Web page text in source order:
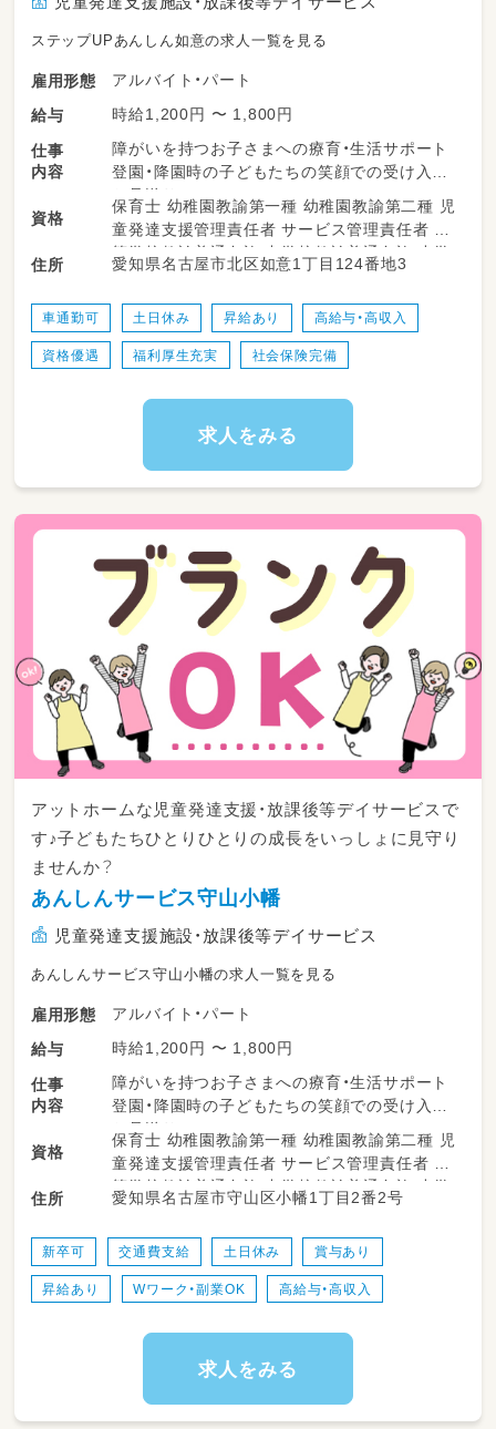
ステップUPあんしん如意の求人一覧を見る
雇用形態
アルバイト・パート
給与
時給1,200円 〜 1,800円
仕事
内容
障がいを持つお子さまへの療育・生活サポート
登園・降園時の子どもたちの笑顔での受け入れ、
お見送り
・一人ひとりの個性に合わせた個別指導や、お友
達との集団遊びの見守り
企画・運営
・トイレや着替え、おやつタイムのサポート
・お部屋の掃除やおもちゃの消毒など、安心・安
・保護者さまとのコミュニケーションや、日々の
・行事前の準備や、他のスタッフとのミーティン
資格
保育士 幼稚園教諭第一種 幼稚園教諭第二種 児
童発達支援管理責任者 サービス管理責任者 高
等学校教諭普通免許 中学校教諭普通免許 小学
校教諭普通免許 社会福祉士
住所 愛知県名古屋市北区如意1丁目124番地3
車通勤可 土日休み 昇給あり 高給与・高収入
資格優遇 福利厚生充実 社会保険完備
求人をみる
アットホームな児童発達支援・放課後等デイサービスで
す♪子どもたちひとりひとりの成長をいっしょに見守り
ませんか？
あんしんサービス守山小幡
児童発達支援施設・放課後等デイサービス
あんしんサービス守山小幡の求人一覧を見る
雇用形態
アルバイト・パート
給与
時給1,200円 〜 1,800円
仕事
内容
障がいを持つお子さまへの療育・生活サポート
登園・降園時の子どもたちの笑顔での受け入れ、
お見送り
・一人ひとりの個性に合わせた個別指導や、お友
達との集団遊びの見守り
企画・運営
・トイレや着替え、おやつタイムのサポート
・お部屋の掃除やおもちゃの消毒など、安心・安
・保護者さまとのコミュニケーションや、日々の
・行事前の準備や、他のスタッフとのミーティン
資格
保育士 幼稚園教諭第一種 幼稚園教諭第二種 児
童発達支援管理責任者 サービス管理責任者 高
等学校教諭普通免許 中学校教諭普通免許 小学
校教諭普通免許 社会福祉士
住所 愛知県名古屋市守山区小幡1丁目2番2号
新卒可 交通費支給 土日休み 賞与あり
昇給あり Wワーク・副業OK 高給与・高収入
求人をみる